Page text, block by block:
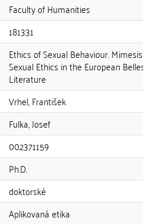
Faculty of Humanities
181331
Ethics of Sexual Behaviour. Mimesis
Sexual Ethics in the European Belles-
Literature
Vrhel, František
Fulka, Josef
002371159
Ph.D.
doktorské
Aplikovaná etika